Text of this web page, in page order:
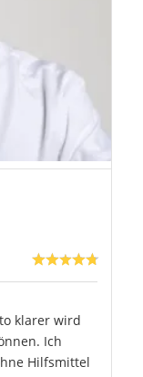
klarer wird
Ich
Hilfsmittel